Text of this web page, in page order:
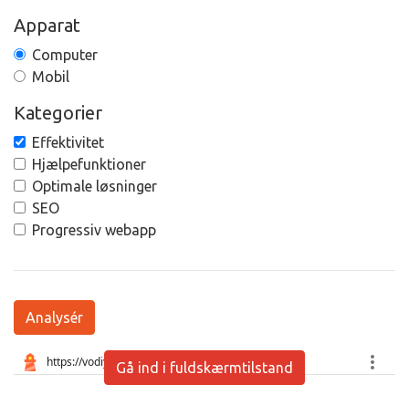
Apparat
Computer
Mobil
Kategorier
Effektivitet
Hjælpefunktioner
Optimale løsninger
SEO
Progressiv webapp
Analysér
Gå ind i fuldskærmtilstand